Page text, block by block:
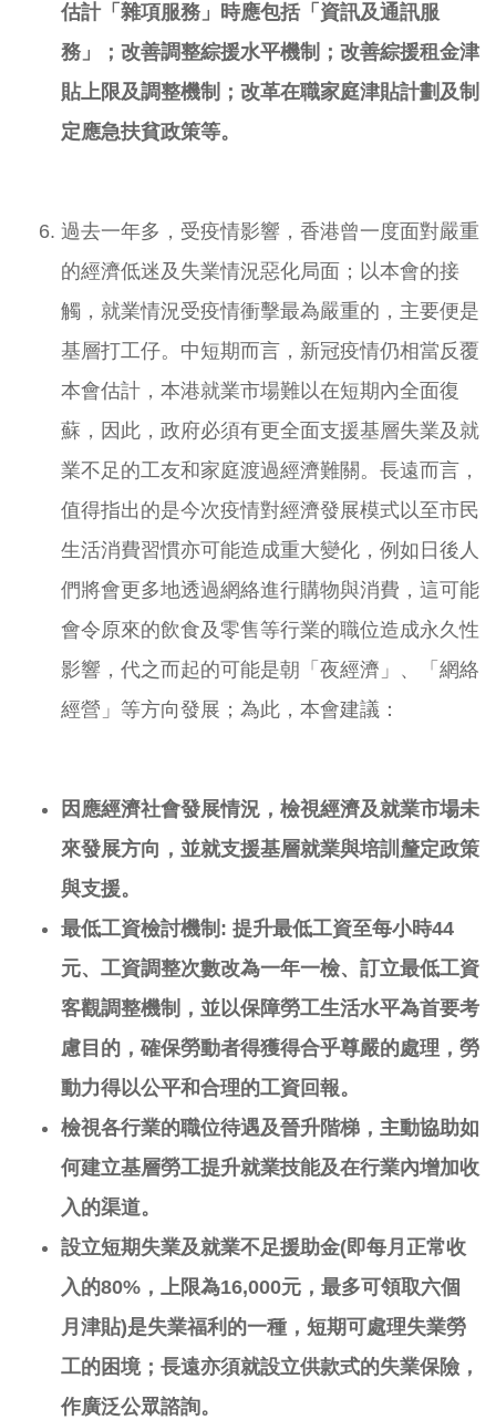
估計「雜項服務」時應包括「資訊及通訊服
務」； 改善調整綜援水平機制； 改善綜援租金津
貼上限及調整機制；改革在職家庭津貼計劃及制
定應急扶貧政策等。
過去一年多，受疫情影響，香港曾一度面對嚴重
的經濟低迷及失業情況惡化局面；以本會的接
觸，就業情況受疫情衝擊最為嚴重的，主要便是
基層打工仔。中短期而言，新冠疫情仍相當反覆
本會估計，本港就業市場難以在短期內全面復
蘇，因此，政府必須有更全面支援基層失業及就
業不足的工友和家庭渡過經濟難關。長遠而言，
值得指出的是今次疫情對經濟發展模式以至市民
生活消費習慣亦可能造成重大變化，例如日後人
們將會更多地透過網絡進行購物與消費，這可能
會令原來的飲食及零售等行業的職位造成永久性
影響，代之而起的可能是朝「夜經濟」、「網絡
經營」等方向發展；為此，本會建議：
因應經濟社會發展情況，檢視經濟及就業市場未
來發展方向，並就支援基層就業與培訓釐定政策
與支援。
最低工資檢討機制 : 提升最低工資至每小時44
元、工資調整次數改為一年一檢、訂立最低工資
客觀調整機制，並以保障勞工生活水平為首要考
慮目的，確保勞動者得獲得合乎尊嚴的處理，勞
動力得以公平和合理的工資回報。
檢視各行業的職位待遇及晉升階梯，主動協助如
何建立基層勞工提升就業技能及在行業內增加收
入的渠道。
設立短期失業及就業不足援助金(即每月正常收
入的80% ，上限為16,000元，最多可領取六個
月津貼)是失業福利的一種，短期可處理失業勞
工的困境；長遠亦須就設立供款式的失業保險，
作廣泛公眾諮詢。